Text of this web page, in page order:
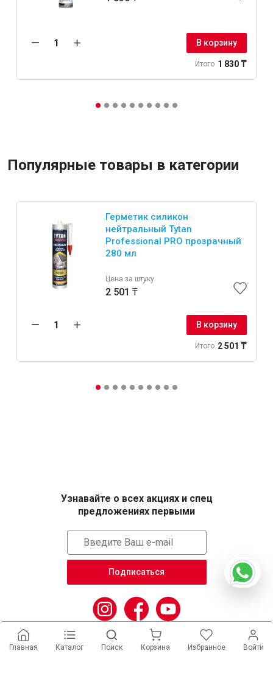
В корзину
Итого 1 830 ₸
Популярные товары в категории
Герметик силикон
нейтральный Tytan
Professional PRO прозрачный
280 мл
Цена за штуку
2 501 ₸
В корзину
Итого 2 501 ₸
Узнавайте о всех акциях и спец
предложениях первыми
Подписаться
Главная Каталог Поиск Корзина Избранное Войти